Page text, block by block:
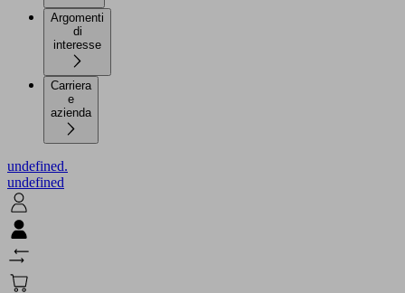
Argomenti
di
Carriera
e
azienda
undefined.
undefined